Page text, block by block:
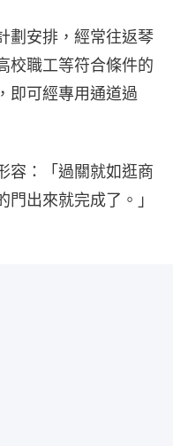
劃安排，經常往返琴
校職工等符合條件的
即可經專用通道過
容：「過關就如逛商
出來就完成了。」